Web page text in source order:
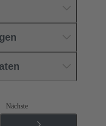
Nächste